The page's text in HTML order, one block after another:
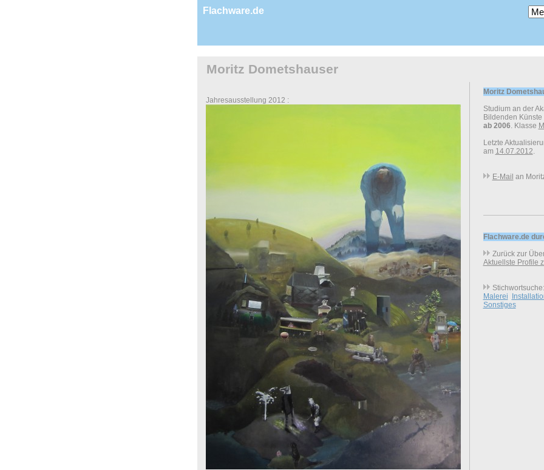
Flachware.de
Moritz Dometshauser
Jahresausstellung 2012 :
Moritz
Studium an der
Bildenden
ab 2006. Klasse
Letzte
am 14.07.2012.
E-Mail an
Flachware.de
Zurück zur
Aktuellste Profile
Stichwortsuche:
Malerei
Sonstiges